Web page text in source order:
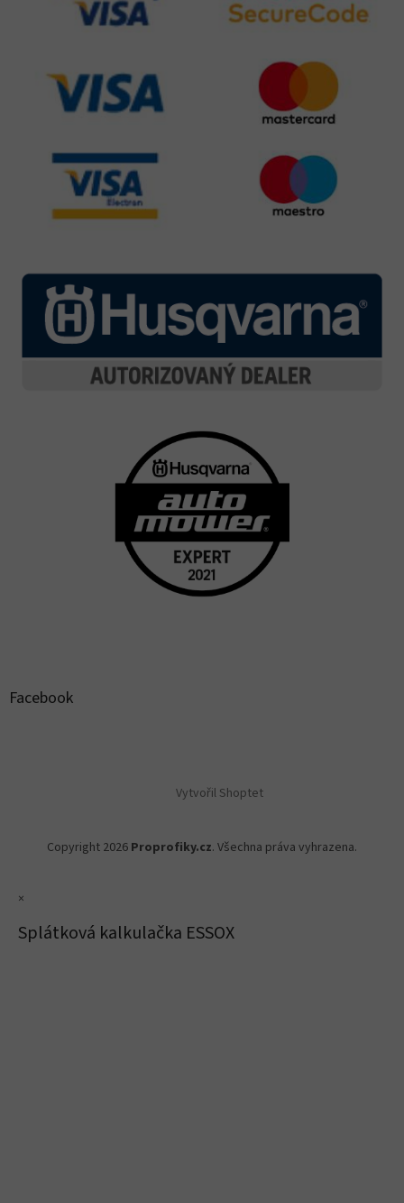
Facebook
Vytvořil Shoptet
Copyright 2026 Proprofiky.cz. Všechna práva vyhrazena.
×
Splátková kalkulačka ESSOX